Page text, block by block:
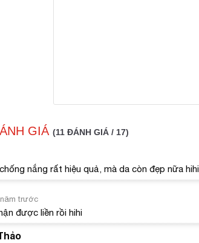
GIÁ (11 ĐÁNH GIÁ / 17)
nắng rất hiệu quả, mà da còn đẹp nữa hihi
trước
được liền rồi hihi